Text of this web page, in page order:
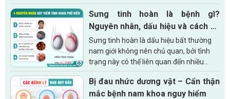
đến chất lượng cuộc sống. Hiểu rõ về căn
bệnh này từ nguyên nhân, dấu...
Sưng tinh hoàn là bệnh gì?
Nguyên nhân, dấu hiệu và cách xử
lý nam giới cần biết
Sưng tinh hoàn là dấu hiệu bất thường
nam giới không nên chủ quan, bởi tình
trạng này có thể liên quan đến nhiều
bệnh lý ảnh hưởng đến sức khỏe sinh
sản, chức năng sinh lý và chất lượng...
Bị đau nhức dương vật – Cẩn thận
mắc bệnh nam khoa nguy hiểm